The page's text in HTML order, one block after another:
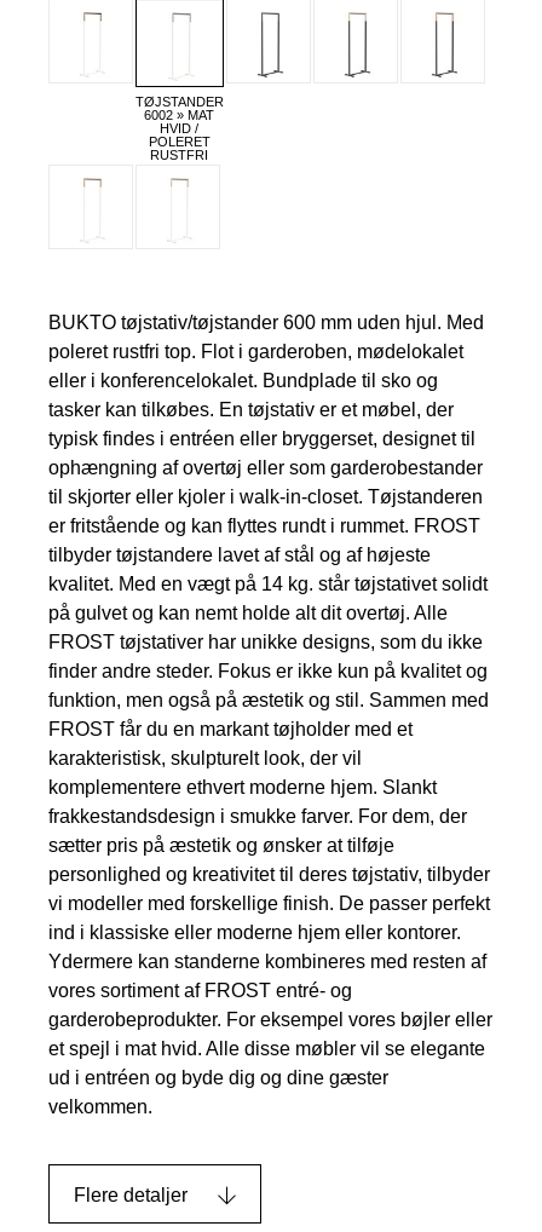
TØJSTANDER
6002 » MAT
HVID /
POLERET
RUSTFRI
BUKTO tøjstativ/tøjstander 600 mm uden hjul. Med
poleret rustfri top. Flot i garderoben, mødelokalet
eller i konferencelokalet. Bundplade til sko og
tasker kan tilkøbes. En tøjstativ er et møbel, der
typisk findes i entréen eller bryggerset, designet til
ophængning af overtøj eller som garderobestander
til skjorter eller kjoler i walk-in-closet. Tøjstanderen
er fritstående og kan flyttes rundt i rummet. FROST
tilbyder tøjstandere lavet af stål og af højeste
kvalitet. Med en vægt på 14 kg. står tøjstativet solidt
på gulvet og kan nemt holde alt dit overtøj. Alle
FROST tøjstativer har unikke designs, som du ikke
finder andre steder. Fokus er ikke kun på kvalitet og
funktion, men også på æstetik og stil. Sammen med
FROST får du en markant tøjholder med et
karakteristisk, skulpturelt look, der vil
komplementere ethvert moderne hjem. Slankt
frakkestandsdesign i smukke farver. For dem, der
sætter pris på æstetik og ønsker at tilføje
personlighed og kreativitet til deres tøjstativ, tilbyder
vi modeller med forskellige finish. De passer perfekt
ind i klassiske eller moderne hjem eller kontorer.
Ydermere kan standerne kombineres med resten af ​​
vores sortiment af FROST entré- og
garderobeprodukter. For eksempel vores bøjler eller
et spejl i mat hvid. Alle disse møbler vil se elegante
ud i entréen og byde dig og dine gæster
velkommen.
Flere detaljer